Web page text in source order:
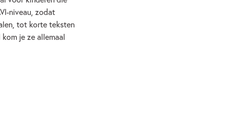
niveau, zodat
tot korte teksten
je ze allemaal